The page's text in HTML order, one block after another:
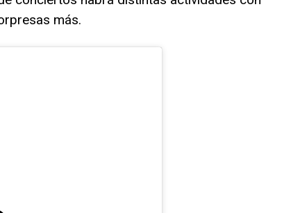
más.